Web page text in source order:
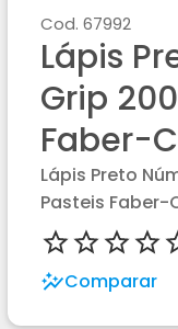
Cod. 67992
Lápis
Grip
Faber-
Lápis Preto
Pasteis Faber-
Comparar